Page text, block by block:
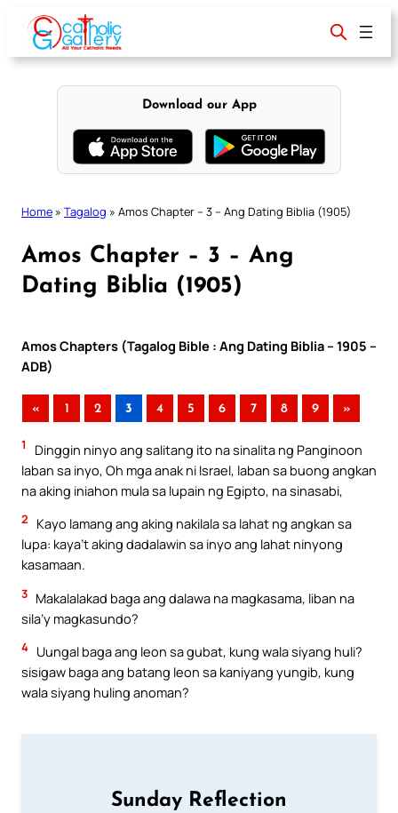
content
Download our App
Home » Tagalog » Amos Chapter – 3 – Ang Dating Biblia (1905)
Amos Chapter – 3 – Ang
Dating Biblia (1905)
Amos Chapters (Tagalog Bible : Ang Dating Biblia – 1905 –
ADB)
« 1 2 3 4 5 6 7 8 9 »
1
Dinggin ninyo ang salitang ito na sinalita ng Panginoon
laban sa inyo, Oh mga anak ni Israel, laban sa buong angkan
na aking iniahon mula sa lupain ng Egipto, na sinasabi,
2
Kayo lamang ang aking nakilala sa lahat ng angkan sa
lupa: kaya’t aking dadalawin sa inyo ang lahat ninyong
kasamaan.
3 Makalalakad baga ang dalawa na magkasama, liban na
sila’y magkasundo?
4 Uungal baga ang leon sa gubat, kung wala siyang huli?
sisigaw baga ang batang leon sa kaniyang yungib, kung
wala siyang huling anoman?
Sunday Reflection